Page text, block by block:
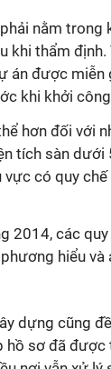
nằm trong
thẩm định.
án được miễn
khi khởi
hơn đối với
tích sàn dưới
có quy
2014, các
hiểu và
dựng cũng
hồ sơ đã được